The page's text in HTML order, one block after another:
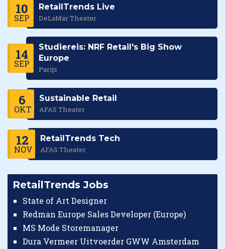
10
SEP
RetailTrends Live
DeLaMar Theater
14
SEP
Studiereis: NRF Retail's Big Show
Europe
Parijs
6
OKT
Sustainable Retail
AFAS Theater
12
NOV
RetailTrends Tech
AFAS Theater
RetailTrends Jobs
State of Art Designer
Redman Europe Sales Developer (Europe)
MS Mode Storemanager
Dura Vermeer Uitvoerder GWW Amsterdam